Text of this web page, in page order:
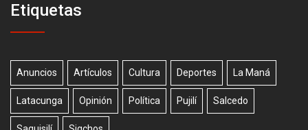
Etiquetas
Anuncios Artículos Cultura Deportes La Maná
Latacunga Opinión Política Pujilí Salcedo